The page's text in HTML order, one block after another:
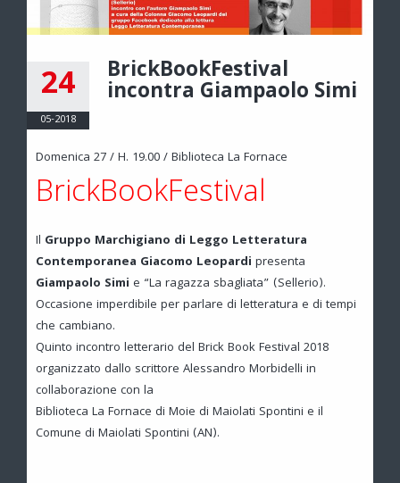
24
05-2018
BrickBookFestival
incontra Giampaolo Simi
Domenica 27 / H. 19.00 / Biblioteca La Fornace
BrickBookFestival
Il Gruppo Marchigiano di Leggo Letteratura
Contemporanea Giacomo Leopardi presenta
Giampaolo Simi e “La ragazza sbagliata” (Sellerio).
Occasione imperdibile per parlare di letteratura e di tempi
che cambiano.
Quinto incontro letterario del Brick Book Festival 2018
organizzato dallo scrittore Alessandro Morbidelli in
collaborazione con la
Biblioteca La Fornace di Moie di Maiolati Spontini e il
Comune di Maiolati Spontini (AN).